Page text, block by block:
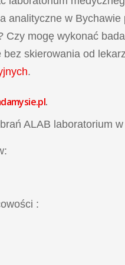
analityczne w Bychawie
Czy mogę wykonać
bez skierowania od
.
.
ALAB laboratorium w
: